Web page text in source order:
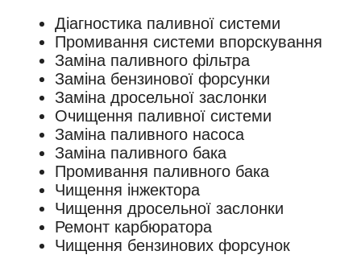
Діагностика паливної системи
Промивання системи впорскування
Заміна паливного фільтра
Заміна бензинової форсунки
Заміна дросельної заслонки
Очищення паливної системи
Заміна паливного насоса
Заміна паливного бака
Промивання паливного бака
Чищення інжектора
Чищення дросельної заслонки
Ремонт карбюратора
Чищення бензинових форсунок